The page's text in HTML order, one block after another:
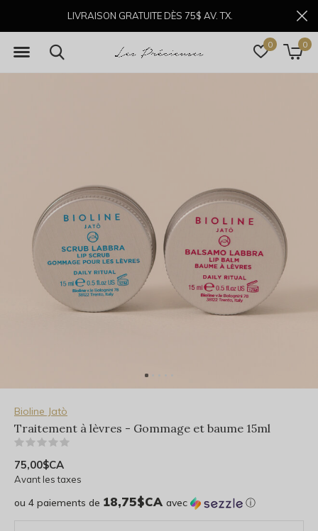
0 0
LIVRAISON GRATUITE DÈS 75$ AV. TX.
Bioline Jatò
Traitement à lèvres - Gommage et baume 15ml
75,00$CA
Avant les taxes
ou 4 paiements de 18,75$CA avec ⓘ